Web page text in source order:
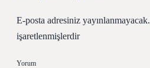
E-posta adresiniz yayınlanmayacak.
işaretlenmişlerdir
Yorum